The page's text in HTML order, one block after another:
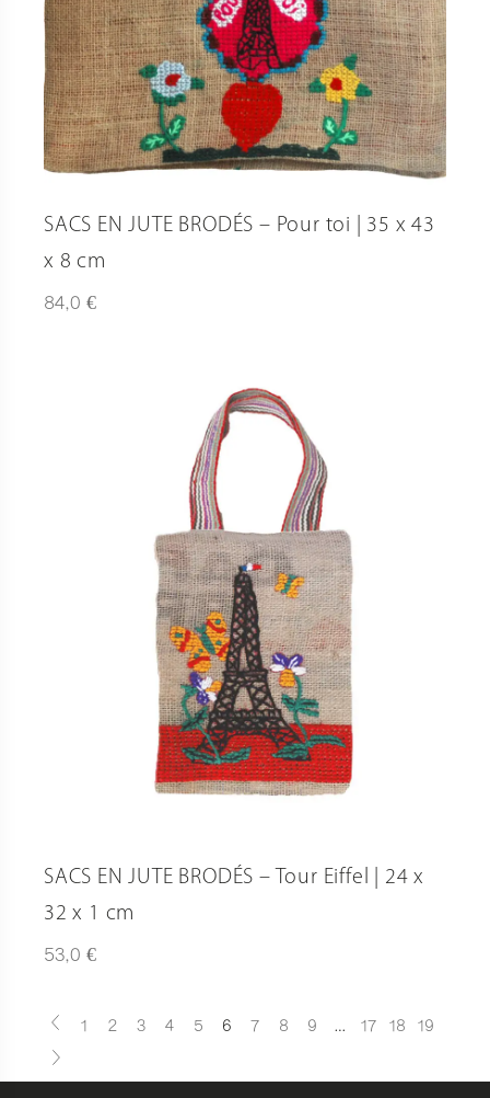
SACS EN JUTE BRODÉS – Pour toi | 35 x 43
x 8 cm
84,0 €
SACS EN JUTE BRODÉS – Tour Eiffel | 24 x
32 x 1 cm
53,0 €
1 2 3 4 5 6 7 8 9 … 17 18 19